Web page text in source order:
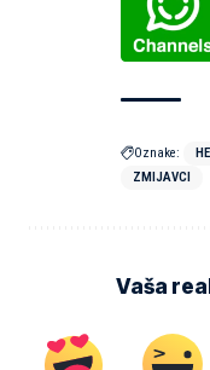
Oznake:
ZMIJAVCI
Vaša